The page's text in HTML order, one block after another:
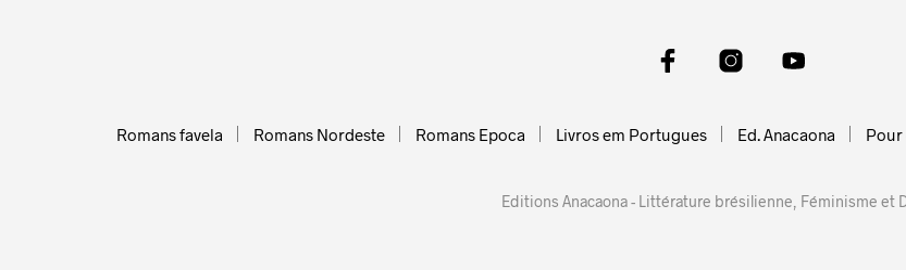
Romans favela Romans Nordeste Romans Epoca Livros em Portugues Ed. Anacaona Pour
Editions Anacaona - Littérature brésilienne, Féminisme et